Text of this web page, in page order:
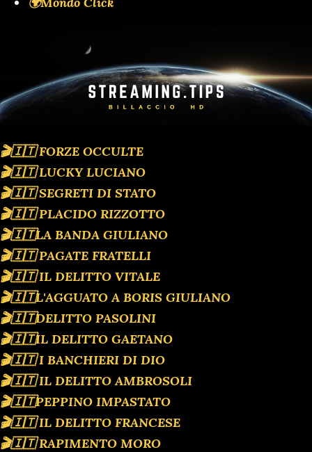
🎬🇮🇹 FORZE OCCULTE
🎬🇮🇹 LUCKY LUCIANO
🎬🇮🇹 SEGRETI DI STATO
🎬🇮🇹 PLACIDO RIZZOTTO
🎬🇮🇹LA BANDA GIULIANO
🎬🇮🇹 PAGATE FRATELLI
🎬🇮🇹 IL DELITTO VITALE
🎬🇮🇹L'AGGUATO A BORIS GIULIANO
🎬🇮🇹DELITTO PASOLINI
🎬🇮🇹IL DELITTO GAETANO
🎬🇮🇹 I BANCHIERI DI DIO
🎬🇮🇹 IL DELITTO AMBROSOLI
🎬🇮🇹PEPPINO IMPASTATO
🎬🇮🇹 IL DELITTO FRANCESE
🎬🇮🇹 RAPIMENTO MORO